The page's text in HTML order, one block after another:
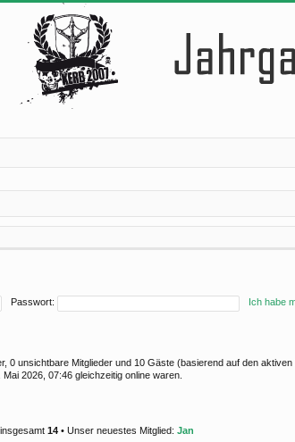
Passwort: Ich habe
0 unsichtbare Mitglieder und 10 Gäste (basierend auf den
2026, 07:46 gleichzeitig online waren.
14 • Unser neuestes Mitglied: Jan